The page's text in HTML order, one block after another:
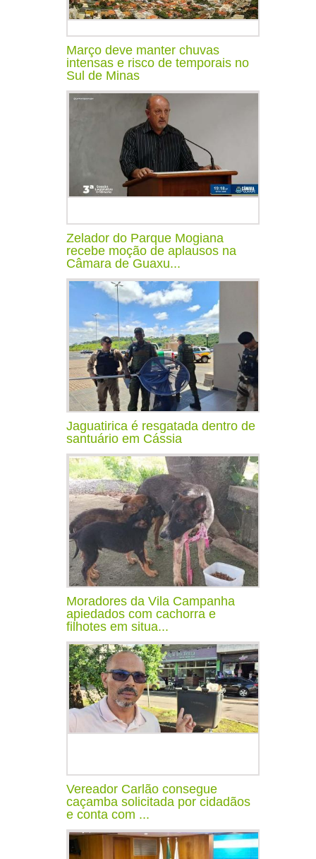
Março deve manter chuvas
intensas e risco de temporais no
Sul de Minas
Zelador do Parque Mogiana
recebe moção de aplausos na
Câmara de Guaxu...
Jaguatirica é resgatada dentro de
santuário em Cássia
Moradores da Vila Campanha
apiedados com cachorra e
filhotes em situa...
Vereador Carlão consegue
caçamba solicitada por cidadãos
e conta com ...